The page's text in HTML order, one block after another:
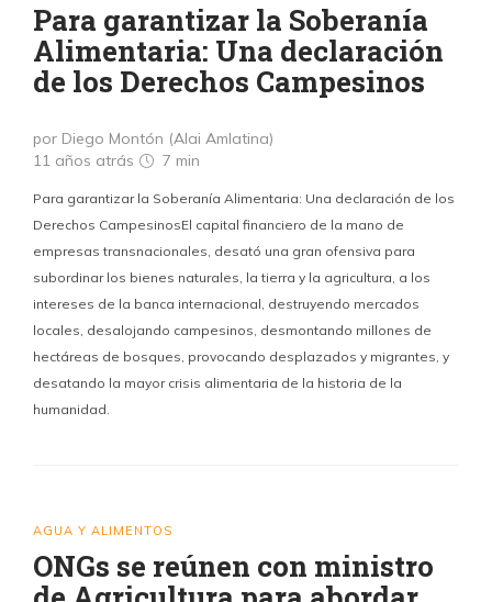
Para garantizar la Soberanía
Alimentaria: Una declaración
de los Derechos Campesinos
por Diego Montón (Alai Amlatina)
11 años atrás
7 min
Para garantizar la Soberanía Alimentaria: Una declaración de los
Derechos CampesinosEl capital financiero de la mano de
empresas transnacionales, desató una gran ofensiva para
subordinar los bienes naturales, la tierra y la agricultura, a los
intereses de la banca internacional, destruyendo mercados
locales, desalojando campesinos, desmontando millones de
hectáreas de bosques, provocando desplazados y migrantes, y
desatando la mayor crisis alimentaria de la historia de la
humanidad.
AGUA Y ALIMENTOS
ONGs se reúnen con ministro